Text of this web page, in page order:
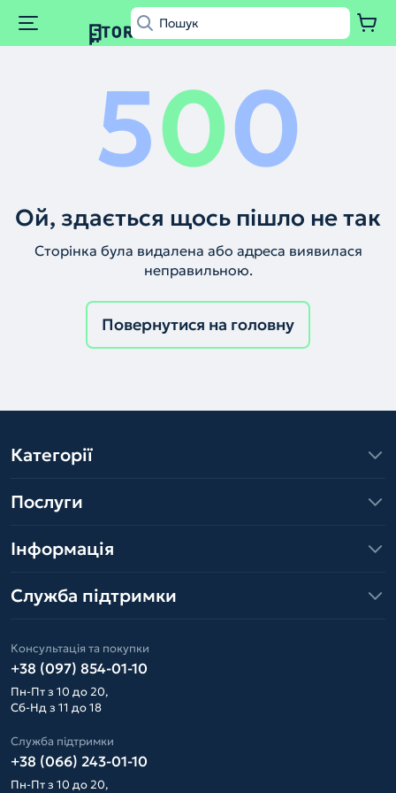
500
Ой, здається щось пішло не так
Сторінка була видалена або адреса виявилася
неправильною.
Повернутися на головну
Категорії
Послуги
Інформація
Служба підтримки
Консультація та покупки
+38 (097) 854-01-10
Пн-Пт з 10 до 20,
Сб-Нд з 11 до 18
Служба підтримки
+38 (066) 243-01-10
Пн-Пт з 10 до 20,